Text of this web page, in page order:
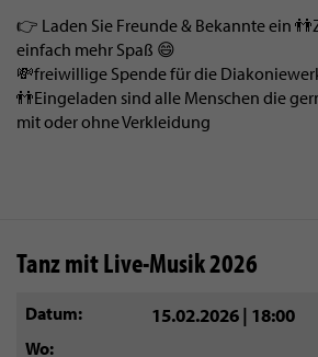
👉 Laden Sie Freunde & Bekannte ein
einfach mehr Spaß 😄
💸freiwillige Spende für die
👬Eingeladen sind alle Menschen die
mit oder ohne Verkleidung
Tanz mit Live-Musik 2026
Datum 15.02.2026 | 18:00
Wo